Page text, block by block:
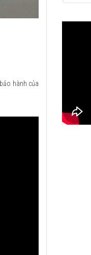
hành của